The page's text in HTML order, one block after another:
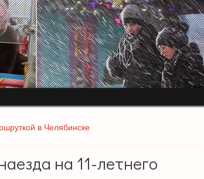
в Челябинске
на 11-летнего